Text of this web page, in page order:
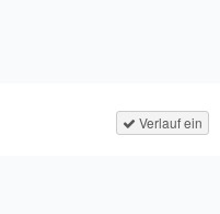
Verlauf ein